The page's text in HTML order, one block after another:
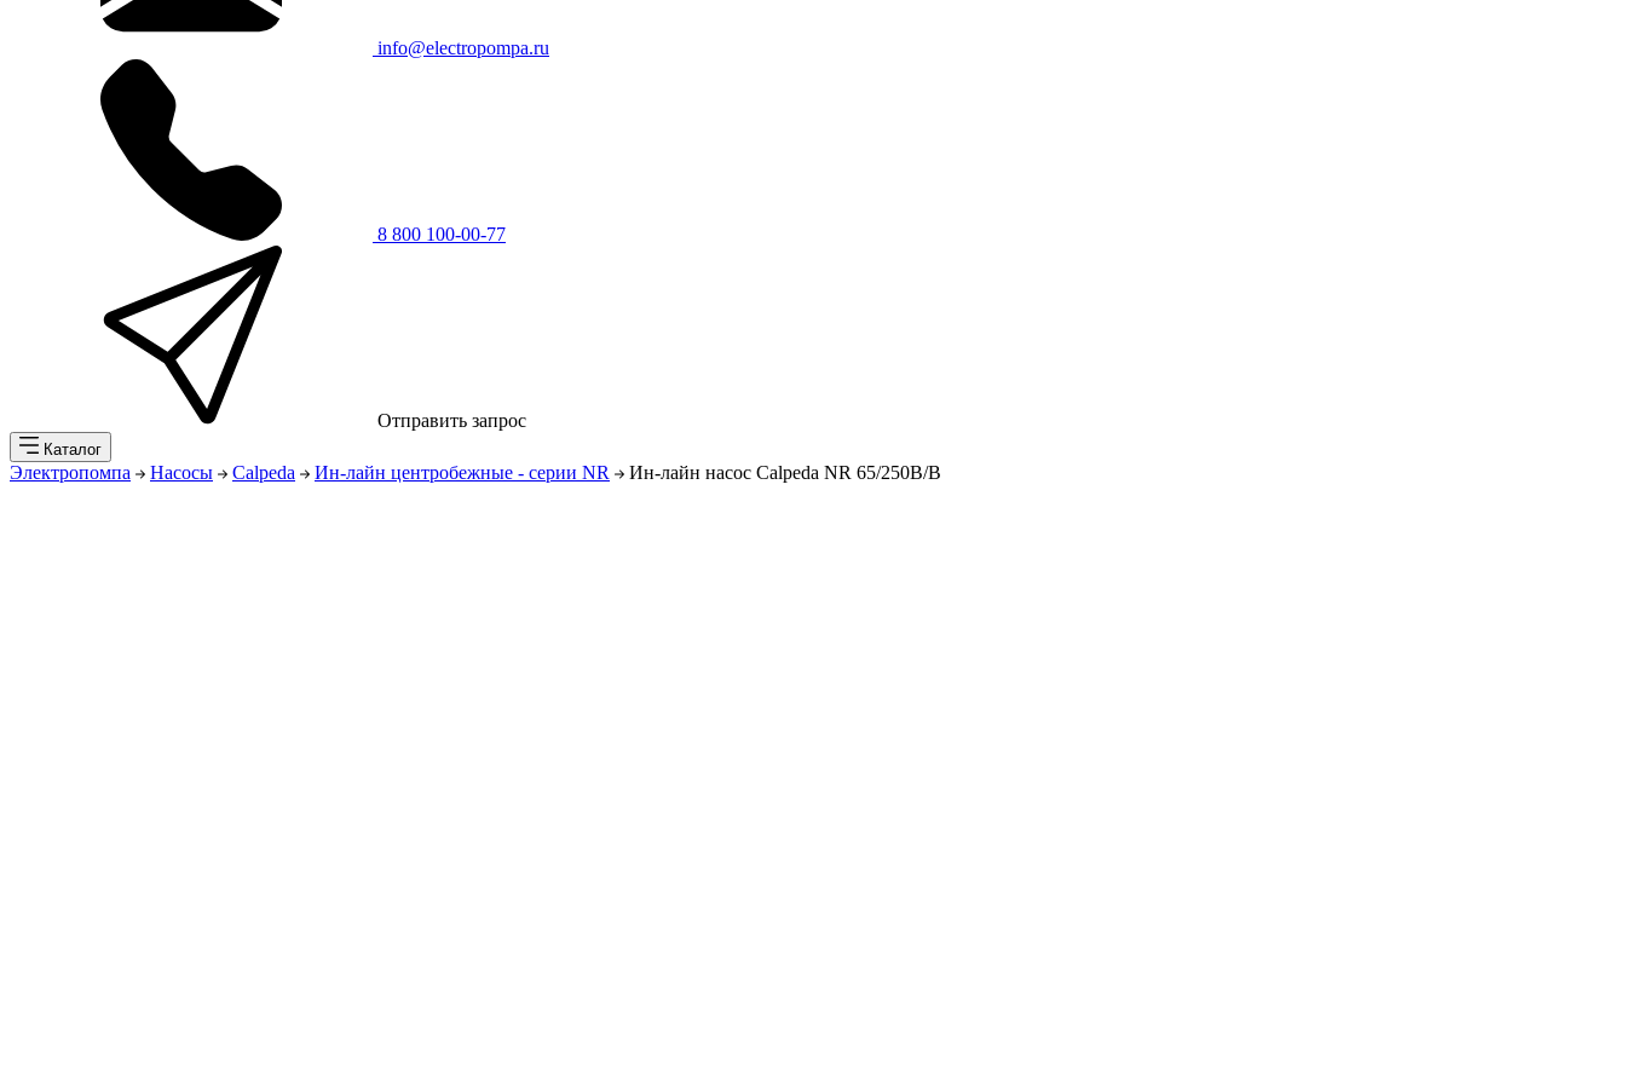
info@electropompa.ru
8 800 100-00-77
Отправить запрос
Каталог
Электропомпа Насосы Calpeda Ин-лайн центробежные - серии NR Ин-лайн насос Calpeda NR 65/250B/B